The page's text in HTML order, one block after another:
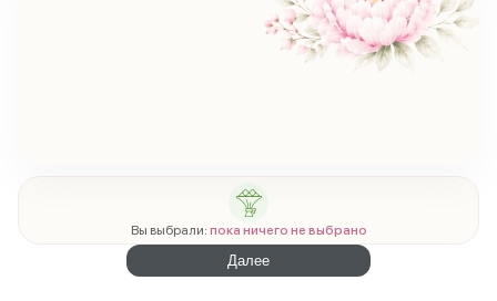
Вы выбрали: пока ничего не выбрано
Далее